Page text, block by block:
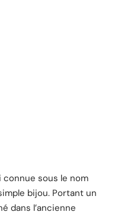
connue sous le nom
bijou. Portant un
dans l’ancienne